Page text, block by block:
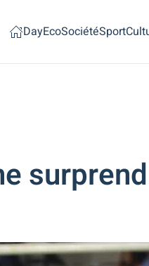
DayEcoSociétéSport